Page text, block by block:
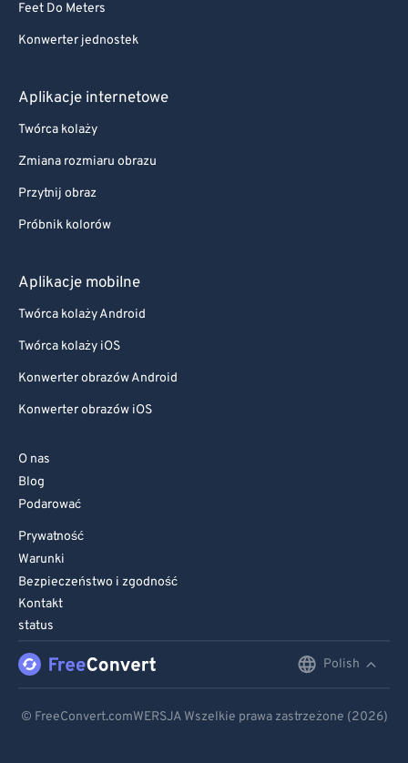
Feet Do Meters
Konwerter jednostek
Aplikacje internetowe
Twórca kolaży
Zmiana rozmiaru obrazu
Przytnij obraz
Próbnik kolorów
Aplikacje mobilne
Twórca kolaży Android
Twórca kolaży iOS
Konwerter obrazów Android
Konwerter obrazów iOS
O nas
Blog
Podarować
Prywatność
Warunki
Bezpieczeństwo i zgodność
Kontakt
status
Polish
© FreeConvert.comWERSJA Wszelkie prawa zastrzeżone (2026)